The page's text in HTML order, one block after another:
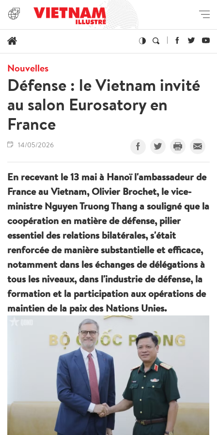
Nouvelles
Défense : le Vietnam invité
au salon Eurosatory en
France
14/05/2026
En recevant le 13 mai à Hanoï l'ambassadeur de
France au Vietnam, Olivier Brochet, le vice-
ministre Nguyen Truong Thang a souligné que la
coopération en matière de défense, pilier
essentiel des relations bilatérales, s'était
renforcée de manière substantielle et efficace,
notamment dans les échanges de délégations à
tous les niveaux, dans l'industrie de défense, la
formation et la participation aux opérations de
maintien de la paix des Nations Unies.